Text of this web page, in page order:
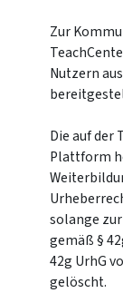
Zur
Nutzern
Die auf der
Plattform
solange
gemäß §
42g UrhG
gelöscht.